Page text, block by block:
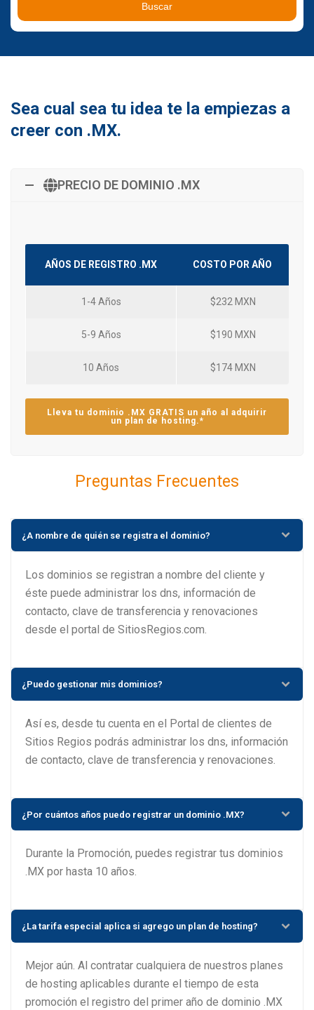
Sea cual sea tu idea te la empiezas a
creer con .MX.
PRECIO DE DOMINIO .MX
AÑOS DE REGISTRO .MX COSTO POR AÑO
1-4 Años $232 MXN
5-9 Años $190 MXN
10 Años $174 MXN
Lleva tu dominio .MX GRATIS un año al adquirir
un plan de hosting.*
Preguntas Frecuentes
¿A nombre de quién se registra el dominio?
Los dominios se registran a nombre del cliente y
éste puede administrar los dns, información de
contacto, clave de transferencia y renovaciones
desde el portal de SitiosRegios.com.
¿Puedo gestionar mis dominios?
Así es, desde tu cuenta en el Portal de clientes de
Sitios Regios podrás administrar los dns, información
de contacto, clave de transferencia y renovaciones.
¿Por cuántos años puedo registrar un dominio .MX?
Durante la Promoción, puedes registrar tus dominios
.MX por hasta 10 años.
¿La tarifa especial aplica si agrego un plan de hosting?
Mejor aún. Al contratar cualquiera de nuestros planes
de hosting aplicables durante el tiempo de esta
promoción el registro del primer año de dominio .MX